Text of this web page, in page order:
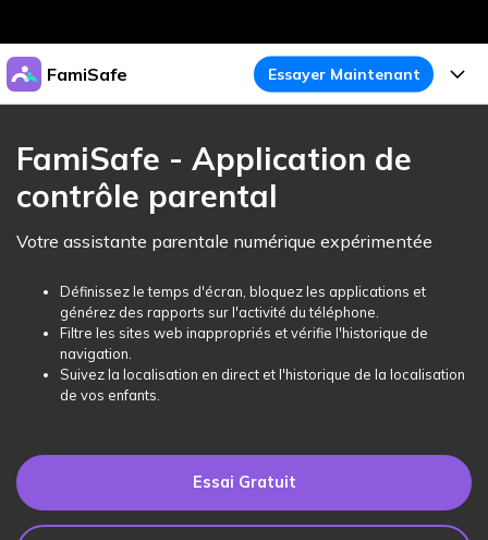
Produits phares
Utilité
Aperçu
Solutions
Actualités
Boutique
Support
FamiSafe Essayer Maintenant
FamiSafe
Protégez la Vie Numérique de Vos Enfants
Essai Gratuit
FamiSafe pour Écoles
Essai Gratuit
Fonctionnalités
Activité de l'Appareil
Service de Localisation
Blog
Traceur de Localisation
Temps d'Écran
Blocage d'Apps
Lire Plus>
Ressources
Thèmes Phares
Guide FamiSafe
Tarifs
FamiSafe - Application de
contrôle parental
Votre assistante parentale numérique expérimentée
Définissez le temps d'écran, bloquez les applications et
générez des rapports sur l'activité du téléphone.
Filtre les sites web inappropriés et vérifie l'historique de
navigation.
Suivez la localisation en direct et l'historique de la localisation
de vos enfants.
Essai Gratuit